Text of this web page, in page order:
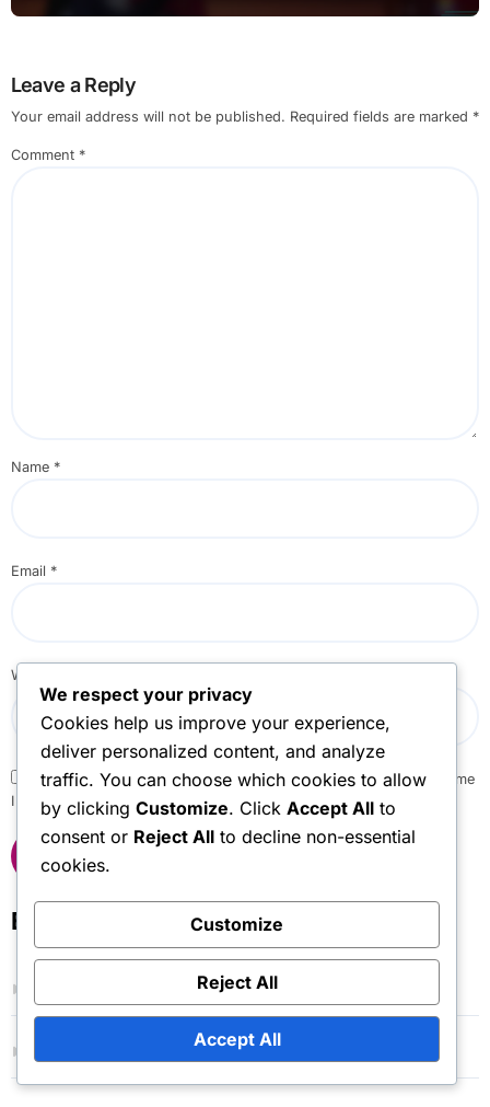
Leave a Reply
Your email address will not be published. Required fields are marked *
Comment *
Name *
Email *
Website
Save my name, email, and website in this browser for the next time
I comment.
Enlaces
Todas las publicaciones
We respect your privacy
Cookies help us improve your experience,
deliver personalized content, and analyze
traffic. You can choose which cookies to allow
by clicking Customize. Click Accept All to
consent or Reject All to decline non-essential
cookies.
Customize
Reject All
Accept All